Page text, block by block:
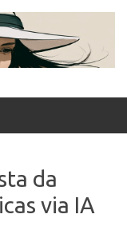
da
via IA